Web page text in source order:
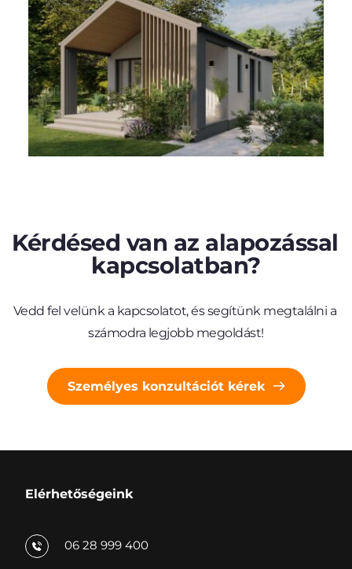
Kérdésed van az alapozással
kapcsolatban?
Vedd fel velünk a kapcsolatot, és segítünk megtalálni a
számodra legjobb megoldást!
Személyes konzultációt kérek
Elérhetőségeink
06 28 999 400